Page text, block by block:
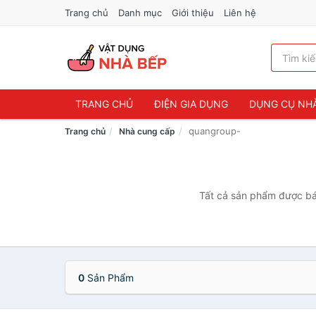
Trang chủ Danh mục Giới thiệu Liên hệ
TRANG CHỦ ĐIỆN GIA DỤNG DỤNG CỤ
Trang chủ Nhà cung cấp quangroup-
Tất cả sản phẩm được
0 Sản Phẩm